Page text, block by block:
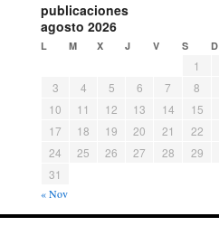
publicaciones
agosto 2026
L M X J V S D
1
3
4 5 6 7 8
10
11 12 13 14 15
17
18 19 20 21 22
24
25 26 27 28 29
31
« Nov